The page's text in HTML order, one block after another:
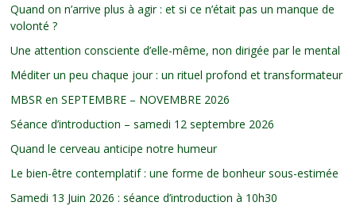
Quand on n’arrive plus à agir : et si ce n’était pas un manque de
volonté ?
Une attention consciente d’elle-même, non dirigée par le mental
Méditer un peu chaque jour : un rituel profond et transformateur
MBSR en SEPTEMBRE – NOVEMBRE 2026
Séance d’introduction – samedi 12 septembre 2026
Quand le cerveau anticipe notre humeur
Le bien-être contemplatif : une forme de bonheur sous-estimée
Samedi 13 Juin 2026 : séance d’introduction à 10h30